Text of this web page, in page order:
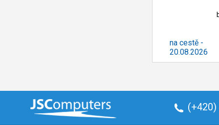
na cestě -
20.08.2026
(+420)